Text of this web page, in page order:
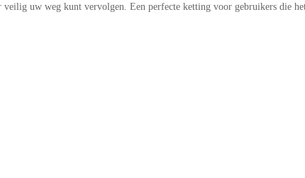
uw weg kunt vervolgen. Een perfecte ketting voor gebruikers die